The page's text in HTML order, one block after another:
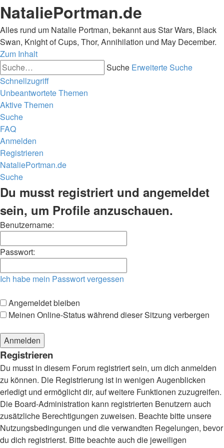
NataliePortman.de
Alles rund um Natalie Portman, bekannt aus Star Wars, Black
Swan, Knight of Cups, Thor, Annihilation und May December.
Zum Inhalt
Suche Erweiterte Suche
Schnellzugriff
Unbeantwortete Themen
Aktive Themen
Suche
FAQ
Anmelden
Registrieren
NataliePortman.de
Suche
Du musst registriert und angemeldet
sein, um Profile anzuschauen.
Benutzername:
Passwort:
Ich habe mein Passwort vergessen
Angemeldet bleiben
Meinen Online-Status während dieser Sitzung verbergen
Registrieren
Du musst in diesem Forum registriert sein, um dich anmelden
zu können. Die Registrierung ist in wenigen Augenblicken
erledigt und ermöglicht dir, auf weitere Funktionen zuzugreifen.
Die Board-Administration kann registrierten Benutzern auch
zusätzliche Berechtigungen zuweisen. Beachte bitte unsere
Nutzungsbedingungen und die verwandten Regelungen, bevor
du dich registrierst. Bitte beachte auch die jeweiligen